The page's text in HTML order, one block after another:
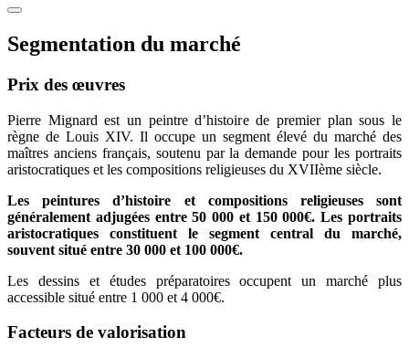
Segmentation du marché
Prix des œuvres
Pierre Mignard est un peintre d’histoire de premier plan sous le
règne de Louis XIV. Il occupe un segment élevé du marché des
maîtres anciens français, soutenu par la demande pour les portraits
aristocratiques et les compositions religieuses du XVIIème siècle.
Les peintures d’histoire et compositions religieuses sont
généralement adjugées entre 50 000 et 150 000€. Les portraits
aristocratiques constituent le segment central du marché,
souvent situé entre 30 000 et 100 000€.
Les dessins et études préparatoires occupent un marché plus
accessible situé entre 1 000 et 4 000€.
Facteurs de valorisation